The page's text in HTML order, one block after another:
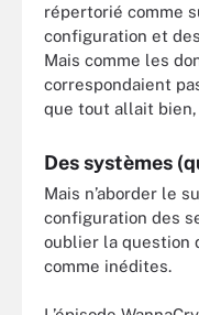
répertorié comme
configuration et
Mais comme les
correspondaient
que tout allait
Des systèmes
Mais n’aborder le
configuration des
oublier la question
comme inédites.